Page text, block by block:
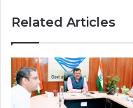
Related Articles